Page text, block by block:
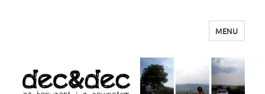
dec&dec – za horyzont i z powrotem
MENU